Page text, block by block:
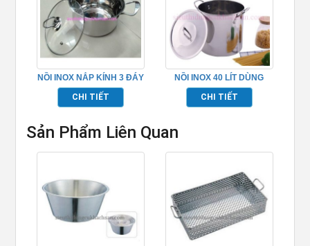
NỒI INOX NẮP KÍNH 3 ĐÁY
– TPIN6507
CHI TIẾT
NỒI INOX 40 LÍT DÙNG
NẤU PHỞ
CHI TIẾT
Sản Phẩm Liên Quan